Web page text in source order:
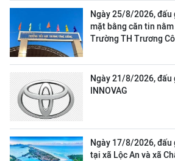
Ngày 25/8/2026,
mặt bằng căn tin
Trường TH Trương
Ngày 21/8/2026, đấu
INNOVAG
Ngày 17/8/2026,
tại xã Lộc An và xã